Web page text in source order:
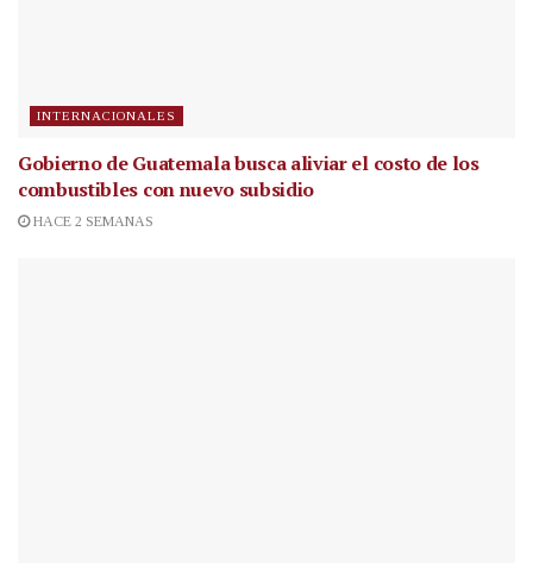
INTERNACIONALES
Gobierno de Guatemala busca aliviar el costo de los
combustibles con nuevo subsidio
HACE 2 SEMANAS